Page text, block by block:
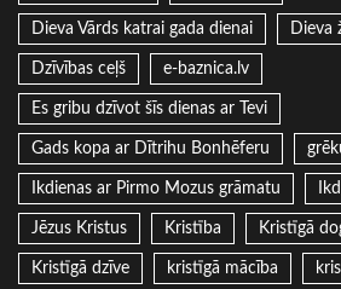
Dieva Vārds katrai gada dienai Dieva
Dzīvības ceļš e-baznica.lv
Es gribu dzīvot šīs dienas ar Tevi
Gads kopa ar Dītrihu Bonhēferu
Ikdienas ar Pirmo Mozus grāmatu
Jēzus Kristus Kristība Kristīgā
Kristīgā dzīve kristīgā mācība